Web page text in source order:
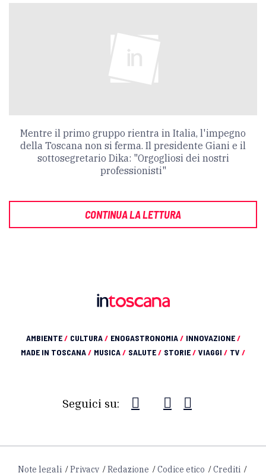
Mentre il primo gruppo rientra in Italia, l'impegno
della Toscana non si ferma. Il presidente Giani e il
sottosegretario Dika: "Orgogliosi dei nostri
professionisti"
CONTINUA LA LETTURA
AMBIENTE/ CULTURA/ ENOGASTRONOMIA/ INNOVAZIONE/
MADE IN TOSCANA/ MUSICA/ SALUTE/ STORIE/ VIAGGI / TV /
Seguici su:
Note legali Privacy Redazione Codice etico Crediti